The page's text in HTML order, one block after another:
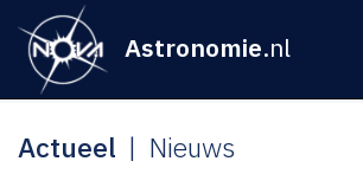
Astronomie.nl
Actueel Nieuws